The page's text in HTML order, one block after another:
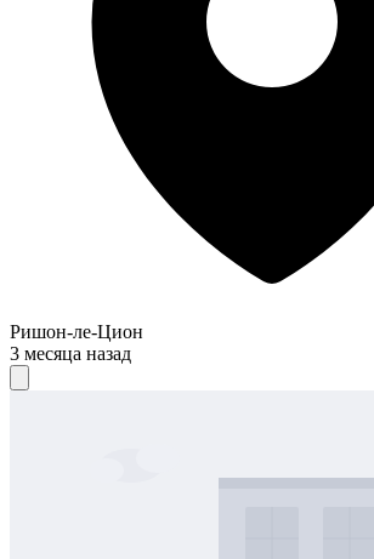
Ришон-ле-Цион
3 месяца назад